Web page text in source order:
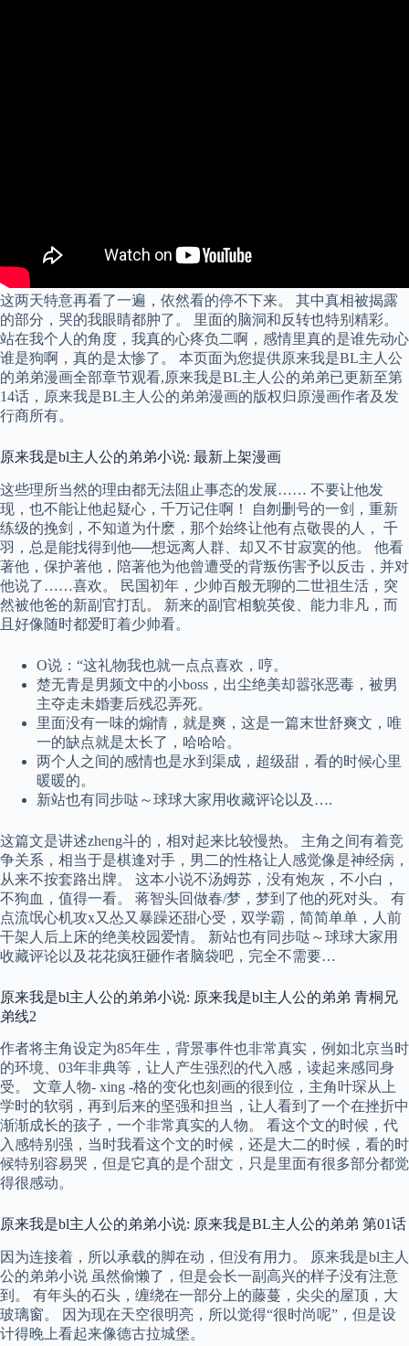
这两天特意再看了一遍，依然看的停不下来。 其中真相被揭露
的部分，哭的我眼睛都肿了。 里面的脑洞和反转也特别精彩。
站在我个人的角度，我真的心疼负二啊，感情里真的是谁先动心
谁是狗啊，真的是太惨了。 本页面为您提供原来我是BL主人公
的弟弟漫画全部章节观看,原来我是BL主人公的弟弟已更新至第
14话，原来我是BL主人公的弟弟漫画的版权归原漫画作者及发
行商所有。
原来我是bl主人公的弟弟小说: 最新上架漫画
这些理所当然的理由都无法阻止事态的发展…… 不要让他发
现，也不能让他起疑心，千万记住啊！ 自刎删号的一剑，重新
练级的挽剑，不知道为什麽，那个始终让他有点敬畏的人， 千
羽，总是能找得到他──想远离人群、却又不甘寂寞的他。 他看
著他，保护著他，陪著他为他曾遭受的背叛伤害予以反击，并对
他说了……喜欢。 民国初年，少帅百般无聊的二世祖生活，突
然被他爸的新副官打乱。 新来的副官相貌英俊、能力非凡，而
且好像随时都爱盯着少帅看。
O说：“这礼物我也就一点点喜欢，哼。
楚无青是男频文中的小boss，出尘绝美却嚣张恶毒，被男
主夺走未婚妻后残忍弄死。
里面没有一味的煽情，就是爽，这是一篇末世舒爽文，唯
一的缺点就是太长了，哈哈哈。
两个人之间的感情也是水到渠成，超级甜，看的时候心里
暖暖的。
新站也有同步哒～球球大家用收藏评论以及….
这篇文是讲述zheng斗的，相对起来比较慢热。 主角之间有着竞
争关系，相当于是棋逢对手，男二的性格让人感觉像是神经病，
从来不按套路出牌。 这本小说不汤姆苏，没有炮灰，不小白，
不狗血，值得一看。 蒋智头回做春/梦，梦到了他的死对头。 有
点流氓心机攻x又怂又暴躁还甜心受，双学霸，简简单单，人前
干架人后上床的绝美校园爱情。 新站也有同步哒～球球大家用
收藏评论以及花花疯狂砸作者脑袋吧，完全不需要…
原来我是bl主人公的弟弟小说: 原来我是bl主人公的弟弟 青桐兄
弟线2
作者将主角设定为85年生，背景事件也非常真实，例如北京当时
的环境、03年非典等，让人产生强烈的代入感，读起来感同身
受。 文章人物- xing -格的变化也刻画的很到位，主角叶琛从上
学时的软弱，再到后来的坚强和担当，让人看到了一个在挫折中
渐渐成长的孩子，一个非常真实的人物。 看这个文的时候，代
入感特别强，当时我看这个文的时候，还是大二的时候，看的时
候特别容易哭，但是它真的是个甜文，只是里面有很多部分都觉
得很感动。
原来我是bl主人公的弟弟小说: 原来我是BL主人公的弟弟 第01话
因为连接着，所以承载的脚在动，但没有用力。 原来我是bl主人
公的弟弟小说 虽然偷懒了，但是会长一副高兴的样子没有注意
到。 有年头的石头，缠绕在一部分上的藤蔓，尖尖的屋顶，大
玻璃窗。 因为现在天空很明亮，所以觉得“很时尚呢”，但是设
计得晚上看起来像德古拉城堡。